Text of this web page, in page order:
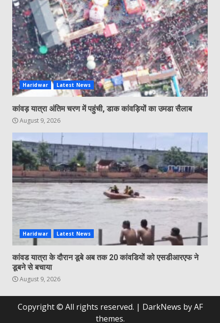
Haridwar Latest News
कांवड़ यात्रा अंतिम चरण में पहुंची, डाक कांवड़ियों का उमडा सैलाब
August 9, 2026
Haridwar Latest News
कांवड यात्रा के दौरान डूबे अब तक 20 कांवडियों को एसडीआरएफ ने
डूबने से बचाया
August 9, 2026
Copyright © All rights reserved. | DarkNews by AF
themes.